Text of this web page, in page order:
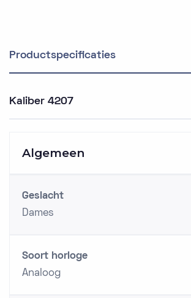
Productspecificaties
Kaliber 4207
Algemeen
Geslacht
Dames
Soort horloge
Analoog